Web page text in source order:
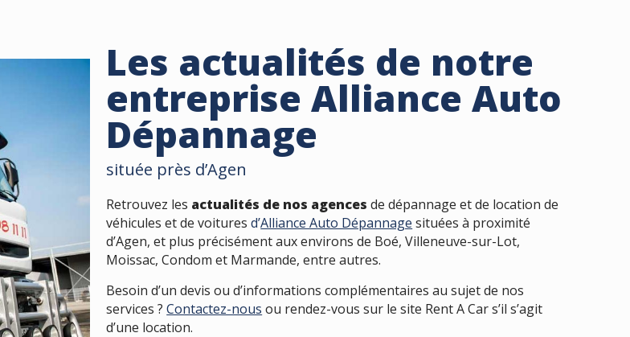
Les actualités de notre
entreprise Alliance Auto
Dépannage
située près d’Agen
Retrouvez les actualités de nos agencesde dépannage et de location de
véhicules et de voituresd’Alliance Auto Dépannage situées à proximité
d’Agen, et plus précisément aux environs de Boé, Villeneuve-sur-Lot,
Moissac, Condom et Marmande, entre autres.
Besoin d’un devis ou d’informations complémentaires au sujet de nos
services ?Contactez-nous ou rendez-vous sur le site Rent A Car s’il s’agit
d’une location.